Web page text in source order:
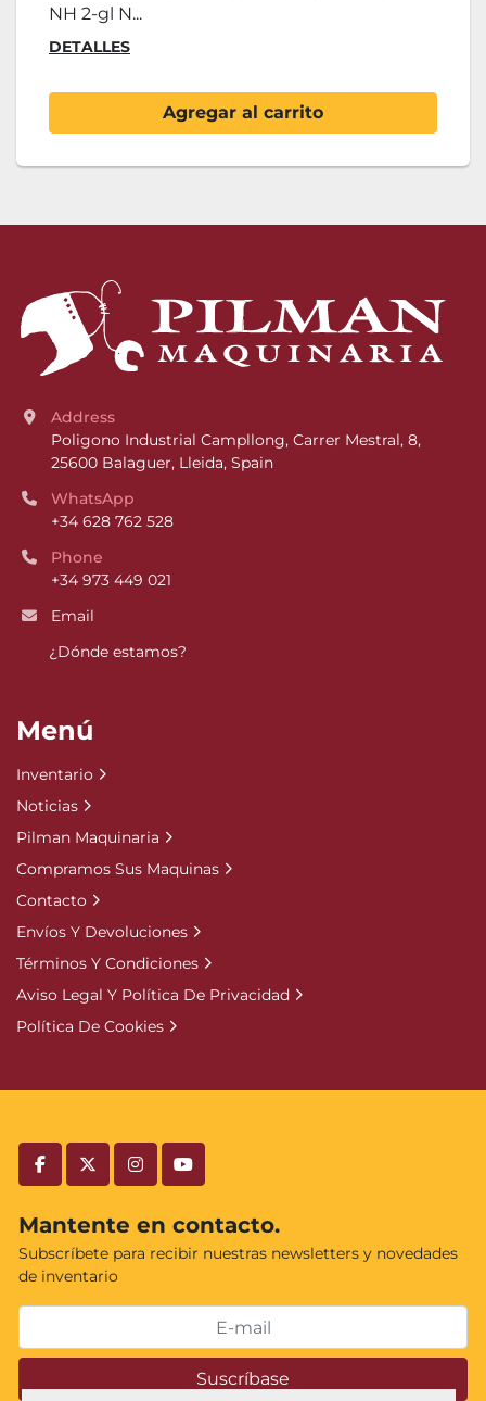
NH 2-gl N...
DETALLES
Agregar al carrito
facebooktwitterinstagramyoutube
Mantente en contacto.
Subscríbete para recibir nuestras newsletters y novedades
de inventario
Suscríbase
Address
Poligono Industrial Campllong, Carrer Mestral, 8,
25600 Balaguer, Lleida, Spain
WhatsApp
+34 628 762 528
Phone
+34 973 449 021
Email
¿Dónde estamos?
Menú
Inventario
Noticias
Pilman Maquinaria
Compramos Sus Maquinas
Contacto
Envíos Y Devoluciones
Términos Y Condiciones
Aviso Legal Y Política De Privacidad
Política De Cookies